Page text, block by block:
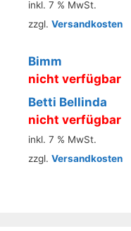
inkl. 7 % MwSt.
zzgl. Versandkosten
Bimm
nicht verfügbar
Betti Bellinda
nicht verfügbar
inkl. 7 % MwSt.
zzgl. Versandkosten